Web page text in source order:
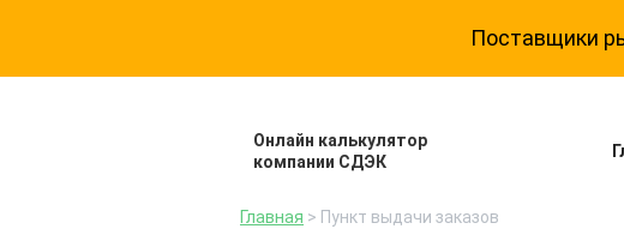
Поставщики
Онлайн калькулятор
компании СДЭК
Главная > Пункт выдачи заказов